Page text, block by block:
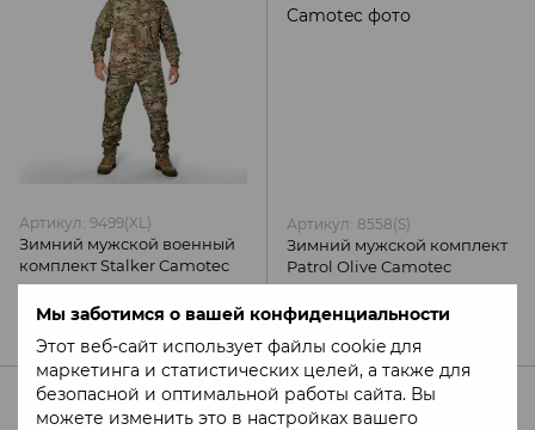
Мы заботимся о вашей конфиденциальности
Этот веб-сайт использует файлы cookie для
маркетинга и статистических целей, а также для
безопасной и оптимальной работы сайта. Вы
можете изменить это в настройках вашего
Артикул: 9499(XL)
Зимний мужской военный
комплект Stalker Camotec
Артикул: 8558(S)
Зимний мужской комплект
Patrol Olive Camotec
9 240 грн